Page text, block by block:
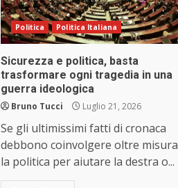
Politica Politica Italiana
Sicurezza e politica, basta
trasformare ogni tragedia in una
guerra ideologica
Bruno Tucci Luglio 21, 2026
Se gli ultimissimi fatti di cronaca
debbono coinvolgere oltre misura
la politica per aiutare la destra o...